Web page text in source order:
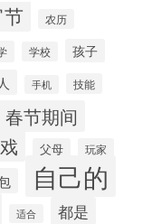
农历
学校 孩子
手机 技能
春节期间
父母 玩家
自己的
适合 都是